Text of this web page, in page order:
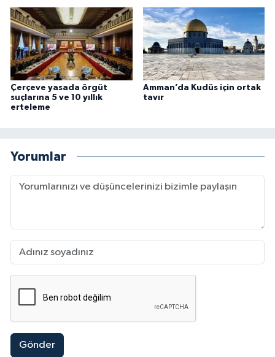
Çerçeve yasada örgüt
suçlarına 5 ve 10 yıllık
erteleme
Amman’da Kudüs için ortak
tavır
Yorumlar
Gönder